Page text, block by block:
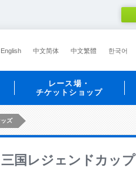
English 中文简体 中文繁體 한국어
レース場・
チケットショップ
ッズ
国レジェンドカップ